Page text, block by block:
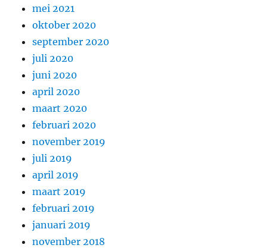
mei 2021
oktober 2020
september 2020
juli 2020
juni 2020
april 2020
maart 2020
februari 2020
november 2019
juli 2019
april 2019
maart 2019
februari 2019
januari 2019
november 2018